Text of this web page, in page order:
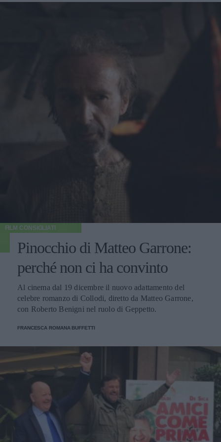
FILM CONSIGLIATI
Pinocchio di Matteo Garrone:
perché non ci ha convinto
Al cinema dal 19 dicembre il nuovo adattamento del
celebre romanzo di Collodi, diretto da Matteo Garrone,
con Roberto Benigni nel ruolo di Geppetto.
FRANCESCA ROMANA BUFFETTI